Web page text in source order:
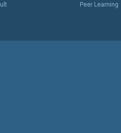
Peer Learning